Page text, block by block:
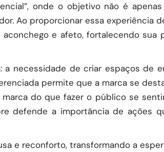
onde o objetivo não é
Ao proporcionar essa experiência
e afeto, fortalecendo sua
necessidade de criar espaços de
permite que a marca se
do que fazer o público se
defende a importância de ações
e reconforto, transformando a